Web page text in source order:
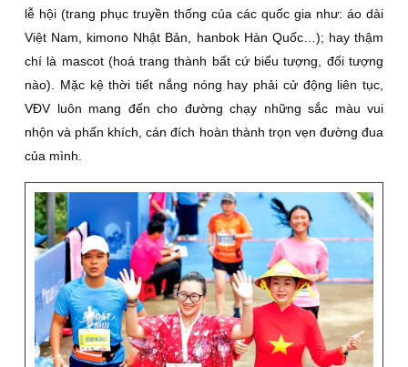
lễ hội (trang phục truyền thống của các quốc gia như: áo dài
Việt Nam, kimono Nhật Bản, hanbok Hàn Quốc…); hay thậm
chí là mascot (hoá trang thành bất cứ biểu tượng, đối tượng
nào). Mặc kệ thời tiết nắng nóng hay phải cử động liên tục,
VÐV luôn mang đến cho đường chạy những sắc màu vui
nhộn và phấn khích, cán đích hoàn thành trọn vẹn đường đua
của mình.